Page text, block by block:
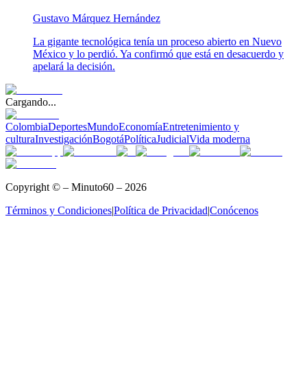
Gustavo Márquez Hernández
La gigante tecnológica tenía un proceso abierto en Nuevo
México y lo perdió. Ya confirmó que está en desacuerdo y
apelará la decisión.
Cargando...
ColombiaDeportesMundoEconomíaEntretenimiento y
culturaInvestigaciónBogotáPolíticaJudicialVida moderna
Copyright © – Minuto60 – 2026
Términos y Condiciones|Política de Privacidad|Conócenos